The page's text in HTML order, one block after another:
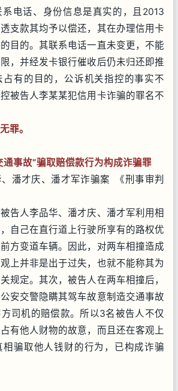
电话、身份信息是真实的，且2013
支款其均予以偿还，其在办理信用卡
目的。其联系电话一直未变更，不能
，并经发卡银行催收后仍未归还即推
占有的目的，公诉机关指控的事实不
被告人李某某犯信用卡诈骗的罪名不
罪。
通事故”骗取赔偿款行为构成诈骗罪
、潘才庆、潘才军诈骗案 《刑事审判
告人李品华、潘才庆、潘才军利用相
自己在直行道上行驶所享有的路权优
方变道车辆。因此，对两车相撞造成
上并非是出于过失，也就不能称其为
规定。其次，被告人在两车相撞后，
安交警隐瞒其驾车故意制造交通事故
司机的赔偿款。所以3名被告人不仅
有他人财物的故意，而且还在客观上
相骗取他人钱财的行为，已构成诈骗